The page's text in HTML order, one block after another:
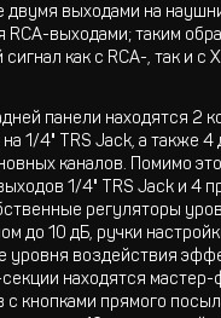
двумя выходами на
RCA-выходами; таким
как с RCA-, так и с
панели находятся 2
1/4" TRS Jack, а также 4
каналов. Помимо
1/4" TRS Jack и 4
регуляторы
до 10 дБ, ручки
уровня воздействия
секции находятся
кнопками прямого